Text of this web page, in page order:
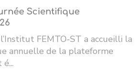
Scientifique
FEMTO-ST a accueilli la
annuelle de la plateforme